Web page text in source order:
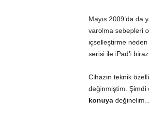
Mayıs 2009’da da
varolma sebepleri
içselleştirme
serisi ile iPad’i
Cihazın teknik
değinmiştim. Şimdi
konuya değinelim…